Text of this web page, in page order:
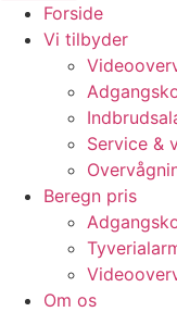
Forside
Vi tilbyder
Service &
Beregn pris
Om os